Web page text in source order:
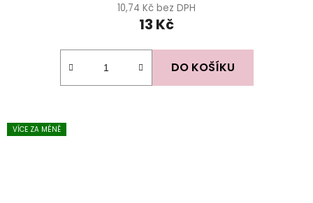
10,74 Kč bez DPH
13 Kč
DO KOŠÍKU
VÍCE ZA MÉNĚ